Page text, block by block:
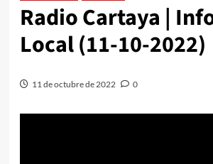
Radio Cartaya |
Local (11-10-2022)
11 de octubre de 2022 0